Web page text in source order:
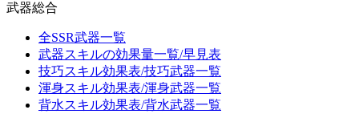
武器総合
全SSR武器一覧
武器スキルの効果量一覧/早見表
技巧スキル効果表/技巧武器一覧
渾身スキル効果表/渾身武器一覧
背水スキル効果表/背水武器一覧